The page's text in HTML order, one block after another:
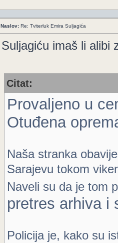
Naslov: Re: Tviterluk Emira Suljagića
Suljagiću imaš li alibi
Citat:
Provaljeno u
Otuđena
Naša stranka
Sarajevu tokom
Naveli su da je tom
pretres arhiva i
Policija je, kako su